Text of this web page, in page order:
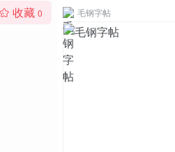
收藏 0 毛钢字帖